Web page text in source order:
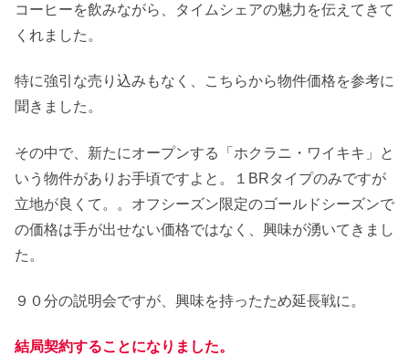
コーヒーを飲みながら、タイムシェアの魅力を伝えてきて
くれました。
特に強引な売り込みもなく、こちらから物件価格を参考に
聞きました。
その中で、新たにオープンする「ホクラニ・ワイキキ」と
いう物件がありお手頃ですよと。１BRタイプのみですが
立地が良くて。。オフシーズン限定のゴールドシーズンで
の価格は手が出せない価格ではなく、興味が湧いてきまし
た。
９０分の説明会ですが、興味を持ったため延長戦に。
結局契約することになりました。